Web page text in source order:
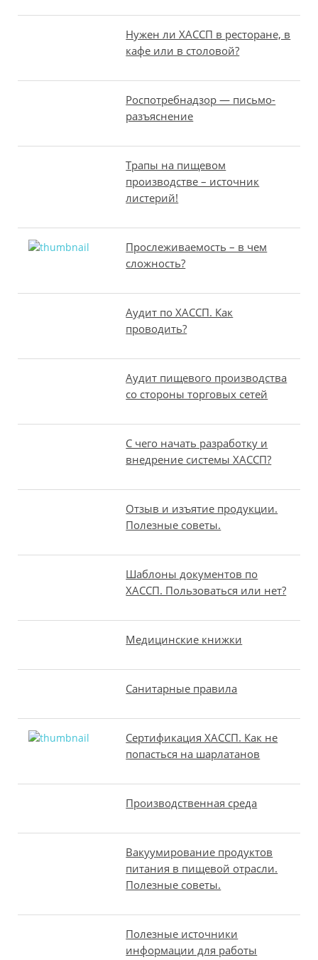
Нужен ли ХАССП в ресторане, в
кафе или в столовой?
Роспотребнадзор — письмо-
разъяснение
Трапы на пищевом
производстве – источник
листерий!
Прослеживаемость – в чем
сложность?
Аудит по ХАССП. Как
проводить?
Аудит пищевого производства
со стороны торговых сетей
С чего начать разработку и
внедрение системы ХАССП?
Отзыв и изъятие продукции.
Полезные советы.
Шаблоны документов по
ХАССП. Пользоваться или нет?
Медицинские книжки
Санитарные правила
Сертификация ХАССП. Как не
попасться на шарлатанов
Производственная среда
Вакуумирование продуктов
питания в пищевой отрасли.
Полезные советы.
Полезные источники
информации для работы